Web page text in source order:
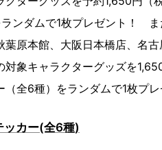
ンダムで1枚プレゼント！
原本館、大阪日本橋店、名
象キャラクターグッズを
全6種）をランダムで1枚プレ
カー(全6種)